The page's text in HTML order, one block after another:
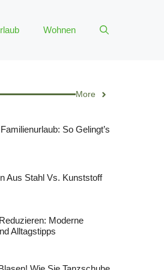
Wohnen
More
So Gelingt’s
Aus Stahl Vs. Kunststoff
Moderne
Alltagstipps